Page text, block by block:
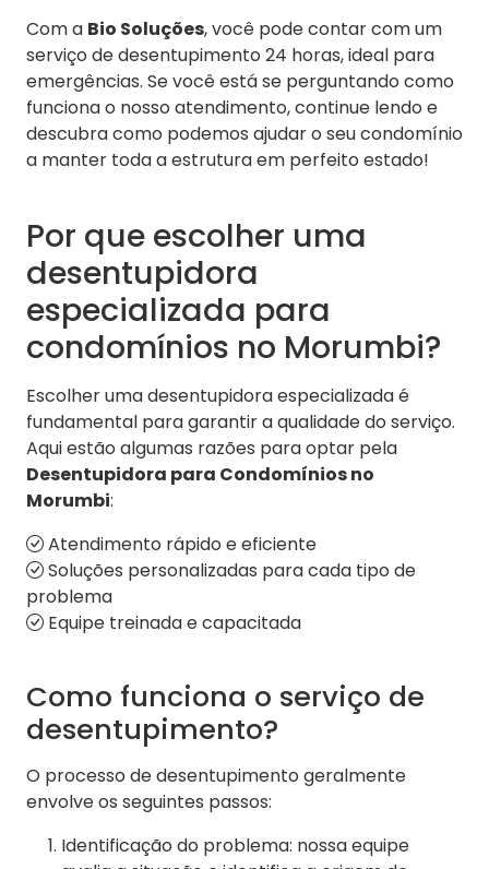
Com a Bio Soluções, você pode contar com um
serviço de desentupimento 24 horas, ideal para
emergências. Se você está se perguntando como
funciona o nosso atendimento, continue lendo e
descubra como podemos ajudar o seu condomínio
a manter toda a estrutura em perfeito estado!
Por que escolher uma
desentupidora
especializada para
condomínios no Morumbi?
Escolher uma desentupidora especializada é
fundamental para garantir a qualidade do serviço.
Aqui estão algumas razões para optar pela
Desentupidora para Condomínios no
Morumbi:
Atendimento rápido e eficiente
Soluções personalizadas para cada tipo de
problema
Equipe treinada e capacitada
Como funciona o serviço de
desentupimento?
O processo de desentupimento geralmente
envolve os seguintes passos:
Identificação do problema: nossa equipe